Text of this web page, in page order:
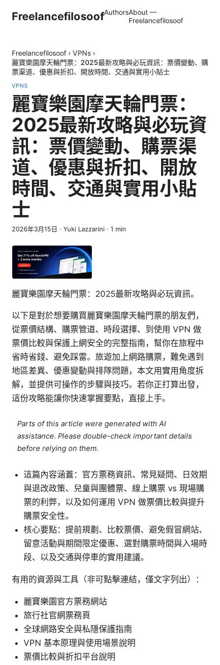
FreelancefilosoofAuthorsAbout —
Freelancefilosoof
Freelancefilosoof › VPNs ›
麗寶樂園摩天輪門票：2025最新攻略與必玩資訊：票價變動、購
票渠道、優惠與折扣、開放時間、交通與實用小貼士
VPNS
麗寶樂園摩天輪門票：
2025最新攻略與必玩資
訊：票價變動、購票渠
道、優惠與折扣、開放
時間、交通與實用小貼
士
2026年3月15日 · Yuki Lazzarini · 1 min
麗寶樂園摩天輪門票：2025最新攻略與必玩資訊。
以下是對於想要購買麗寶樂園摩天輪門票的朋友們，
從票價結構、購票管道、時段選擇、到使用 VPN 做
票價比較與保護上網安全的完整指南，幫你在旅程中
省時省錢、避免踩雷。旅遊加上網路購票，難免遇到
地區差異、優惠變動與排隊問題，本文用實用角度拆
解，並提供可操作的步驟與技巧。若你正打算出發，
這份攻略能讓你快速掌握要點，直接上手。
Parts of this article were generated with AI
assistance. Please double-check important details
before relying on them.
這篇內容涵蓋：官方票務資訊、常見疑問、日效期
與退改政策、兒童與團體票、線上購票 vs 現場購
票的利弊，以及如何運用 VPN 做票價比較與提升
購票安全性。
核心要點：提前規劃、比較票價、避免假冒網站、
留意活動與期間限定優惠、選對購票時間與入場時
段、以及交通與停車的實用建議。
有用的資源與工具（非可點擊連結，僅文字列出）：
麗寶樂園官方票務網站
旅行社官網票務頁
全球網路安全與私隱保護指南
VPN 基本原理與使用場景說明
票價比較與折扣平台說明